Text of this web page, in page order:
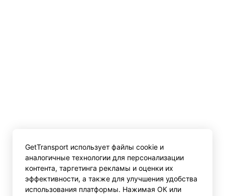
GetTransport использует файлы cookie и
аналогичные технологии для персонализации
контента, таргетинга рекламы и оценки их
эффективности, а также для улучшения удобства
использования платформы. Нажимая ОК или